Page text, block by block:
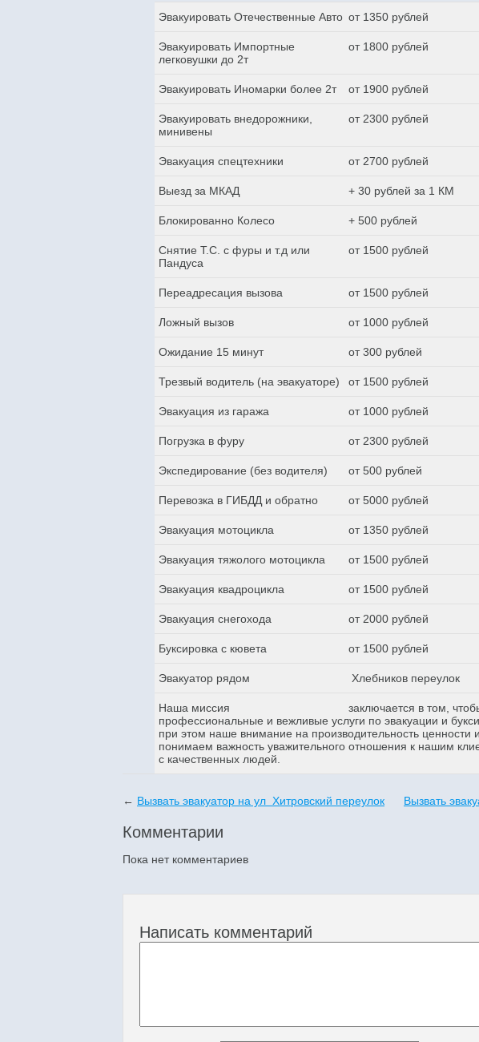
Эвакуировать Отечественные Авто от 1350 рублей
Эвакуировать Импортные
легковушки до 2т
от 1800 рублей
Эвакуировать Иномарки более 2т от 1900 рублей
Эвакуировать внедорожники,
минивены
от 2300 рублей
Эвакуация спецтехники от 2700 рублей
Выезд за МКАД + 30 рублей за 1 КМ
Блокированно Колесо + 500 рублей
Снятие Т.С. с фуры и т.д или
Пандуса
от 1500 рублей
Переадресация вызова от 1500 рублей
Ложный вызов от 1000 рублей
Ожидание 15 минут от 300 рублей
Трезвый водитель (на эвакуаторе) от 1500 рублей
Эвакуация из гаража от 1000 рублей
Погрузка в фуру от 2300 рублей
Экспедирование (без водителя) от 500 рублей
Перевозка в ГИБДД и обратно от 5000 рублей
Эвакуация мотоцикла от 1350 рублей
Эвакуация тяжолого мотоцикла от 1500 рублей
Эвакуация квадроцикла от 1500 рублей
Эвакуация снегохода от 2000 рублей
Буксировка с кювета от 1500 рублей
Эвакуатор рядом Хлебников переулок
Наша миссия
заключается в том,
профессиональные и вежливые услуги по эвакуации и
при этом наше внимание на производительность
понимаем важность уважительного отношения к нашим
с качественных людей.
← Вызвать эвакуатор на ул Хитровский переулок Вызвать
Комментарии
Пока нет комментариев
Написать комментарий